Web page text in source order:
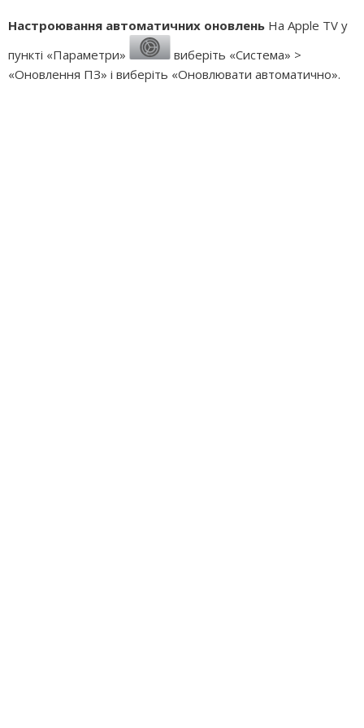
Настроювання автоматичних оновлень На Apple TV у
пункті «Параметри»
виберіть «Система» >
«Оновлення ПЗ» і виберіть «Оновлювати автоматично».